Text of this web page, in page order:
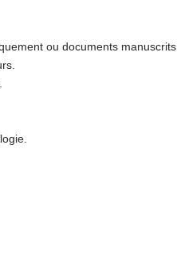
ou documents manuscrits.